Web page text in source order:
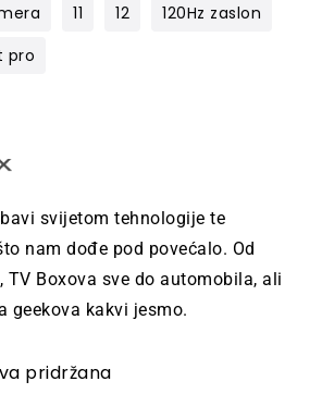
11 12
120Hz zaslon
pro
svijetom tehnologije te
nam dođe pod povećalo. Od
TV Boxova sve do automobila, ali
geekova kakvi jesmo.
pridržana